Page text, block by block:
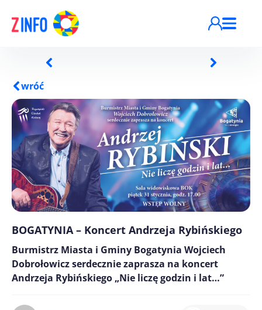
wróć
BOGATYNIA – Koncert Andrzeja Rybińskiego
Burmistrz Miasta i Gminy Bogatynia Wojciech
Dobrołowicz serdecznie zaprasza na koncert
Andrzeja Rybińskiego „Nie liczę godzin i lat…”